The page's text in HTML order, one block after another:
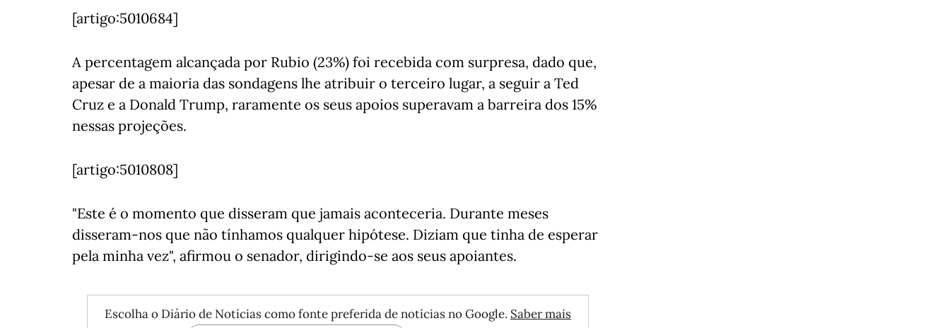
[artigo:5010684]
A percentagem alcançada por Rubio (23%) foi recebida com surpresa, dado que,
apesar de a maioria das sondagens lhe atribuir o terceiro lugar, a seguir a Ted
Cruz e a Donald Trump, raramente os seus apoios superavam a barreira dos 15%
nessas projeções.
[artigo:5010808]
"Este é o momento que disseram que jamais aconteceria. Durante meses
disseram-nos que não tínhamos qualquer hipótese. Diziam que tinha de esperar
pela minha vez", afirmou o senador, dirigindo-se aos seus apoiantes.
Escolha o Diário de Notícias como fonte preferida de notícias no Google. Saber mais